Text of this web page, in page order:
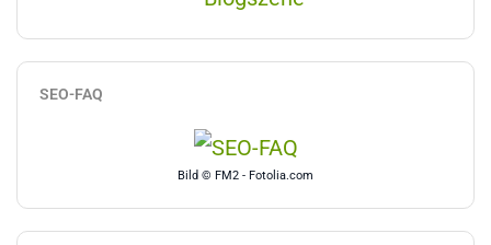
SEO-FAQ
Bild © FM2 - Fotolia.com